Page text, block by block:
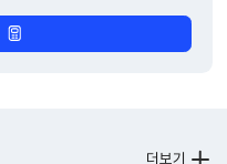
더보기